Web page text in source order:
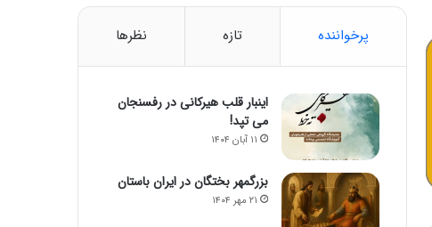
پرخواننده تازه نظرها
اینبار قلب هیرکانی در رفسنجان
می تپد!
۱۱ آبان ۱۴۰۴
بزرگمهر بختگان در ایران باستان
۲۱ مهر ۱۴۰۴